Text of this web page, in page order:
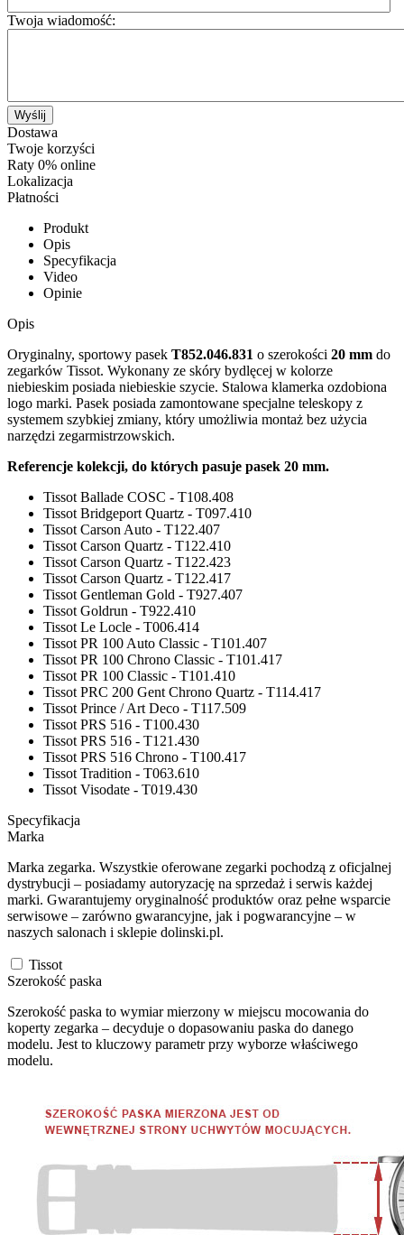
Twoja wiadomość:
Wyślij
Dostawa
Twoje korzyści
Raty 0% online
Lokalizacja
Płatności
Produkt
Opis
Specyfikacja
Video
Opinie
Opis
Oryginalny, sportowy pasek T852.046.831 o szerokości 20 mm do
zegarków Tissot. Wykonany ze skóry bydlęcej w kolorze
niebieskim posiada niebieskie szycie. Stalowa klamerka ozdobiona
logo marki. Pasek posiada zamontowane specjalne teleskopy z
systemem szybkiej zmiany, który umożliwia montaż bez użycia
narzędzi zegarmistrzowskich.
Referencje kolekcji, do których pasuje pasek 20 mm.
Tissot Ballade COSC - T108.408
Tissot Bridgeport Quartz - T097.410
Tissot Carson Auto - T122.407
Tissot Carson Quartz - T122.410
Tissot Carson Quartz - T122.423
Tissot Carson Quartz - T122.417
Tissot Gentleman Gold - T927.407
Tissot Goldrun - T922.410
Tissot Le Locle - T006.414
Tissot PR 100 Auto Classic - T101.407
Tissot PR 100 Chrono Classic - T101.417
Tissot PR 100 Classic - T101.410
Tissot PRC 200 Gent Chrono Quartz - T114.417
Tissot Prince / Art Deco - T117.509
Tissot PRS 516 - T100.430
Tissot PRS 516 - T121.430
Tissot PRS 516 Chrono - T100.417
Tissot Tradition - T063.610
Tissot Visodate - T019.430
Specyfikacja
Marka
Marka zegarka. Wszystkie oferowane zegarki pochodzą z oficjalnej
dystrybucji – posiadamy autoryzację na sprzedaż i serwis każdej
marki. Gwarantujemy oryginalność produktów oraz pełne wsparcie
serwisowe – zarówno gwarancyjne, jak i pogwarancyjne – w
naszych salonach i sklepie dolinski.pl.
Tissot
Szerokość paska
Szerokość paska to wymiar mierzony w miejscu mocowania do
koperty zegarka – decyduje o dopasowaniu paska do danego
modelu. Jest to kluczowy parametr przy wyborze właściwego
modelu.